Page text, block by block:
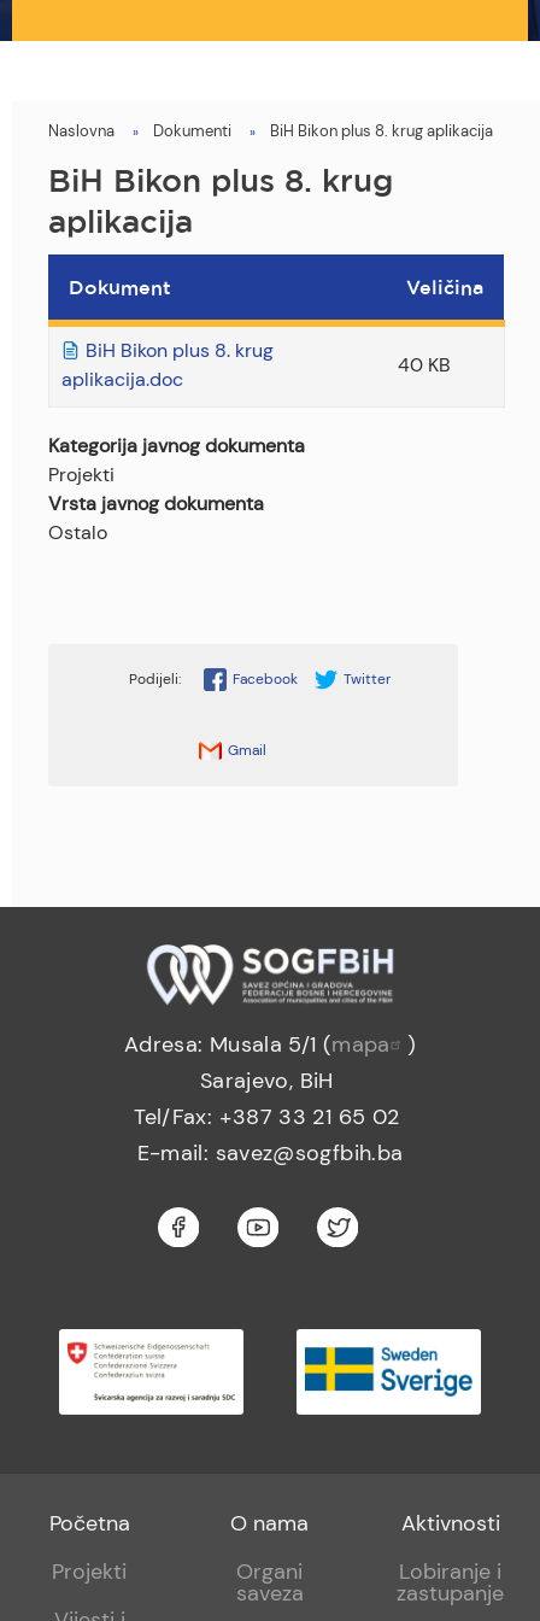
You
are
here
Naslovna Dokumenti BiH Bikon plus 8. krug aplikacija
BiH Bikon plus 8. krug
aplikacija
Dokument Veličina
BiH Bikon plus 8. krug
aplikacija.doc
40 KB
Kategorija javnog dokumenta
Projekti
Vrsta javnog dokumenta
Ostalo
Facebook Twitter
Gmail
Adresa: Musala 5/1 (mapa
)
Sarajevo, BiH
Tel/Fax: +387 33 21 65 02
E-mail: savez@sogfbih.ba
Footer
menu
Početna
Projekti
Footer
sub
O nama
Organi
saveza
Footer
sub
Aktivnosti
Lobiranje i
zastupanje